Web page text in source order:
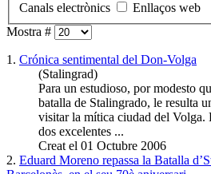
Canals electrònics
Enllaços web
Mostra #
1. Crónica sentimental del Don-Volga
(Stalingrad)
Para un estudioso, por modesto
batalla de Stalingrado, le resulta
visitar la mítica ciudad del Volga.
dos excelentes ...
Creat el 01 Octubre 2006
2. Eduard Moreno repassa la Batalla